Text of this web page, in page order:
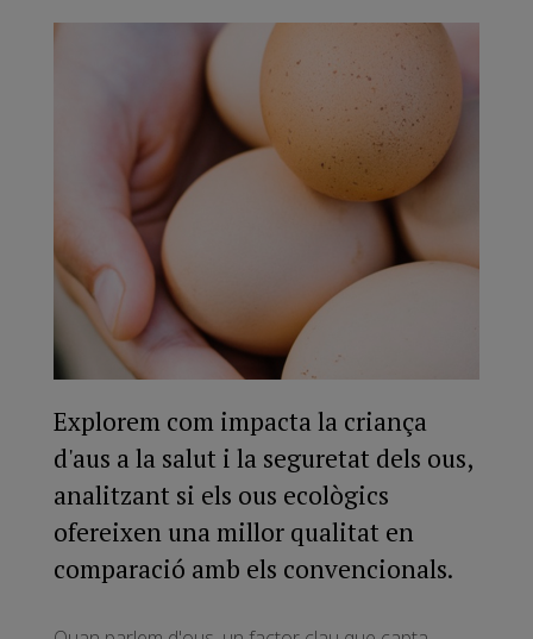
Explorem com impacta la criança
d'aus a la salut i la seguretat dels ous,
analitzant si els ous ecològics
ofereixen una millor qualitat en
comparació amb els convencionals.